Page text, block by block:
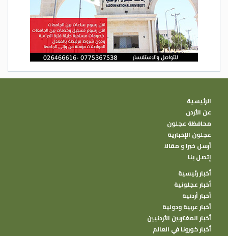
الرئيسية
عن الأردن
محافظة عجلون
عجلون الإخبارية
أرسل خبرا و مقالا
إتصل بنا
أخبار رئيسية
أخبار عجلونية
أخبار أردنية
أخبار عربية ودولية
أخبار المغتربين الأردنيين
أخبار كورونا في العالم